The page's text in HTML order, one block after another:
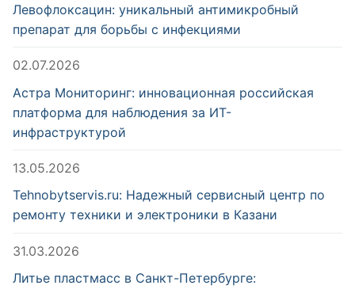
Левофлоксацин: уникальный антимикробный
препарат для борьбы с инфекциями
02.07.2026
Астра Мониторинг: инновационная российская
платформа для наблюдения за ИТ-
инфраструктурой
13.05.2026
Tehnobytservis.ru: Надежный сервисный центр по
ремонту техники и электроники в Казани
31.03.2026
Литье пластмасс в Санкт-Петербурге: